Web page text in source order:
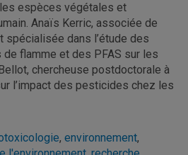
espèces végétales et
Anaïs Kerric, associée de
spécialisée dans l’étude des
flamme et des PFAS sur les
chercheuse postdoctorale à
l’impact des pesticides chez les
, environnement,